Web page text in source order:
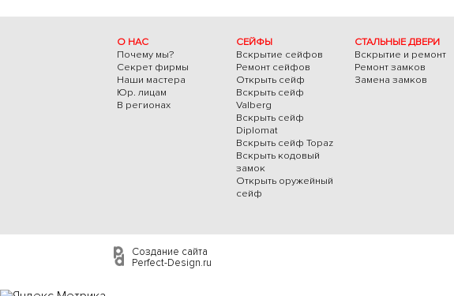
О НАС
Почему мы?
Секрет фирмы
Наши мастера
Юр. лицам
В регионах
СЕЙФЫ
Вскрытие сейфов
Ремонт сейфов
Открыть сейф
Вскрыть сейф
Valberg
Вскрыть сейф
Diplomat
Вскрыть сейф Topaz
Вскрыть кодовый
замок
Открыть оружейный
сейф
СТАЛЬНЫЕ ДВЕРИ
Вскрытие и ремонт
Ремонт замков
Замена замков
Создание сайта
Perfect-Design.ru